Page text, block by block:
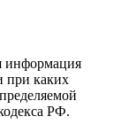
информация
при каких
РФ.